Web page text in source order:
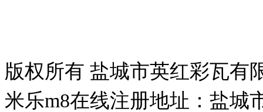
版权所有 盐城市英红彩瓦有
米乐m8在线注册地址：盐城